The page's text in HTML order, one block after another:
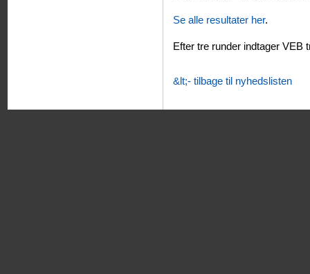
Se alle resultater her.
Efter tre runder indtager VEB
&lt;- tilbage til nyhedslisten